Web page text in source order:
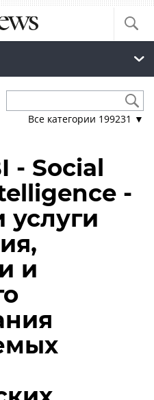
Все категории 199231 ▼
- Social
-
услуги
и